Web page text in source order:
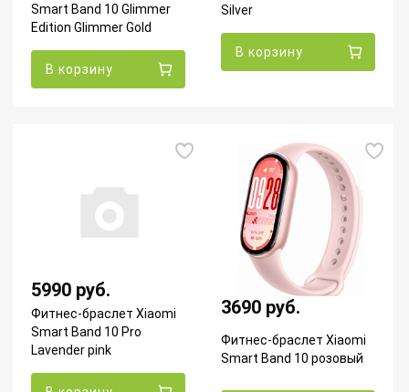
Smart Band 10 Glimmer
Edition Glimmer Gold
В корзину
Silver
В корзину
5990 руб.
Фитнес-браслет Xiaomi
Smart Band 10 Pro
Lavender pink
3690 руб.
Фитнес-браслет Xiaomi
Smart Band 10 розовый